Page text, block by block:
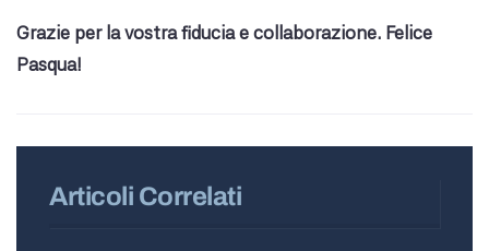
Grazie per la vostra fiducia e collaborazione. Felice
Pasqua!
Articoli Correlati